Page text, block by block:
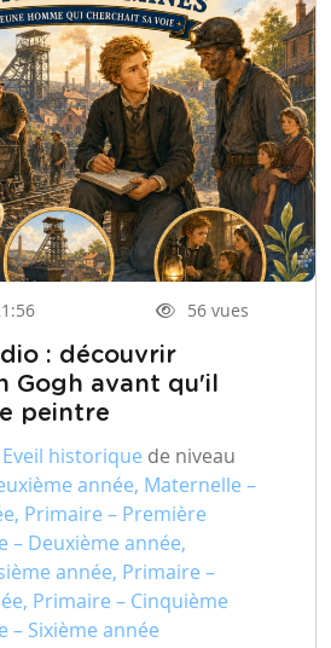
56 vues
: découvrir
Gogh avant qu'il
peintre
Eveil historique de niveau
année, Maternelle –
Primaire – Première
– Deuxième année,
année, Primaire –
Primaire – Cinquième
– Sixième année